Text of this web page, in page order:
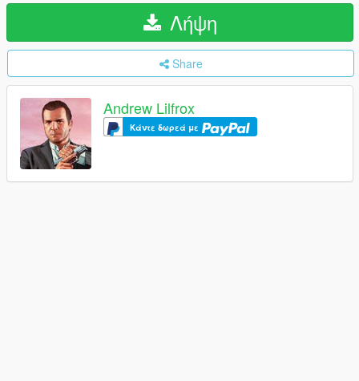
Λήψη
Share
Andrew Lilfrox
Κάντε δωρεά με